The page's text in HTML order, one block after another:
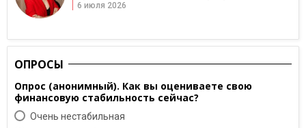
6 июля 2026
ОПРОСЫ
Опрос (анонимный). Как вы оцениваете свою
финансовую стабильность сейчас?
Очень нестабильная